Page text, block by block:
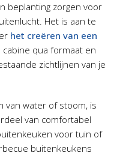
beplanting zorgen voor
Het is aan te
het creëren van een
cabine qua formaat en
zichtlijnen van je
van water of stoom, is
van comfortabel
voor tuin of
buitenkeukens